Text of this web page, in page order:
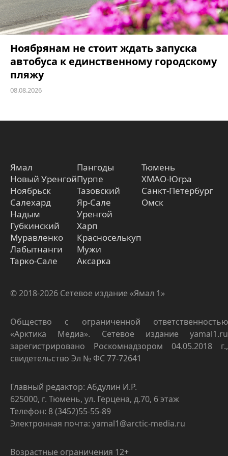
Ноябрянам не стоит ждать запуска
автобуса к единственному городскому
пляжу
08.08.2026
Ямал
Новый Уренгой
Ноябрьск
Салехард
Надым
Губкинский
Муравленко
Лабытнанги
Тарко-Сале
Пангоды
Пурпе
Тазовский
Яр-Сале
Уренгой
Харп
Красноселькуп
Мужи
Аксарка
Тюмень
ХМАО-Югра
Санкт-Петербург
Омск
© 2018-2026 Сетевое издание «Ямал 1»
Общество с ограниченной ответственностью
«Арктика Медиа». Сетевое издание yamal1.ru
зарегистрировано Роскомнадзором 04.05.2018 г.,
свидетельство Эл № ФС 77-72641
Главный редактор: Абдулин И.Р.
625000, г. Тюмень, ул. Герцена, д.70, 6 этаж
Телефон: 8 (3452)55-55-89
Электронная почта: yamal1@arctic-media.ru
Возрастные ограничения 12+